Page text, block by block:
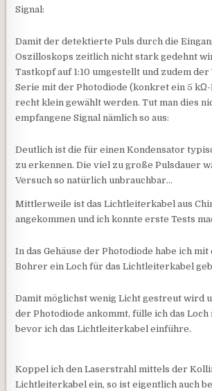
Signal:
Damit der detektierte Puls durch die
Oszilloskops zeitlich nicht stark gedehnt
Tastkopf auf 1:10 umgestellt und zudem
Serie mit der Photodiode (konkret ein 5
recht klein gewählt werden. Tut man dies
empfangene Signal nämlich so aus:
Deutlich ist die für einen Kondensator
zu erkennen. Die viel zu große Pulsdauer
Versuch so natürlich unbrauchbar…
Mittlerweile ist das Lichtleiterkabel aus
angekommen und ich konnte erste Tests
In das Gehäuse der Photodiode habe ich mit
Bohrer ein Loch für das Lichtleiterkabel
Damit möglichst wenig Licht gestreut wird
der Photodiode ankommt, fülle ich das
bevor ich das Lichtleiterkabel einführe.
Koppel ich den Laserstrahl mittels der
Lichtleiterkabel ein, so ist eigentlich auch